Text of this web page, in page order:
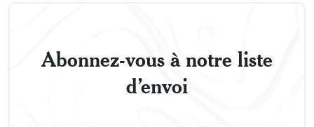
Abonnez-vous à notre liste
d’envoi